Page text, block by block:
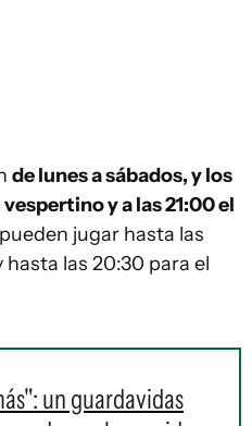
de lunes a sábados, y los
y a las 21:00 el
jugar hasta las
hasta las 20:30 para el
un guardavidas